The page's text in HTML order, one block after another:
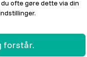
få jeres helt egen
til den.
webshop med dine
ofte gøre dette via din
forstår.